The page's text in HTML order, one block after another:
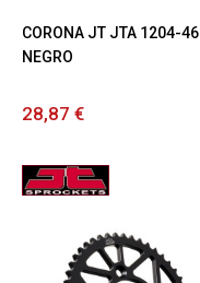
CORONA JT JTA 1204-46
NEGRO
28,87 €